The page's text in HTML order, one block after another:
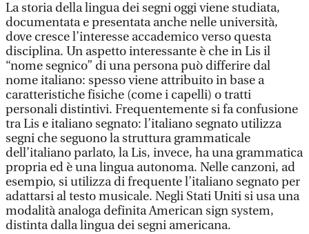
La storia della lingua dei segni oggi viene studiata,
documentata e presentata anche nelle università,
dove cresce l’interesse accademico verso questa
disciplina. Un aspetto interessante è che in Lis il
“nome segnico” di una persona può differire dal
nome italiano: spesso viene attribuito in base a
caratteristiche fisiche (come i capelli) o tratti
personali distintivi. Frequentemente si fa confusione
tra Lis e italiano segnato: l’italiano segnato utilizza
segni che seguono la struttura grammaticale
dell’italiano parlato, la Lis, invece, ha una grammatica
propria ed è una lingua autonoma. Nelle canzoni, ad
esempio, si utilizza di frequente l’italiano segnato per
adattarsi al testo musicale. Negli Stati Uniti si usa una
modalità analoga definita American sign system,
distinta dalla lingua dei segni americana.